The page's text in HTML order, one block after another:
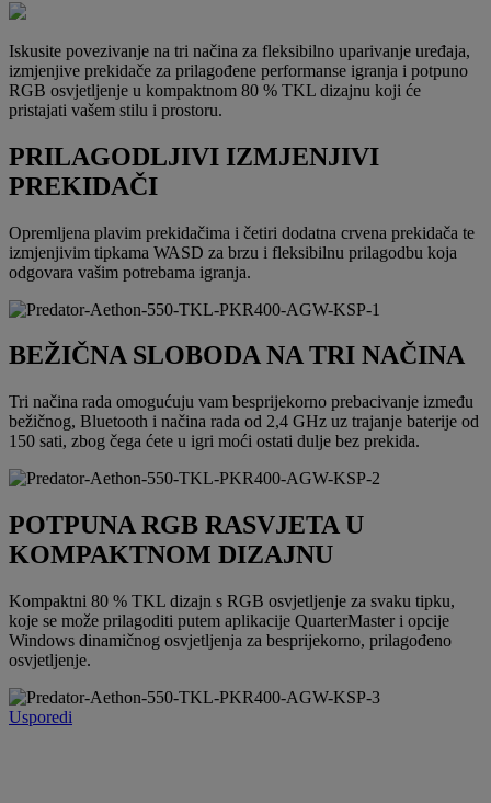
Iskusite povezivanje na tri načina za fleksibilno uparivanje uređaja,
izmjenjive prekidače za prilagođene performanse igranja i potpuno
RGB osvjetljenje u kompaktnom 80 % TKL dizajnu koji će
pristajati vašem stilu i prostoru.
PRILAGODLJIVI IZMJENJIVI
PREKIDAČI
Opremljena plavim prekidačima i četiri dodatna crvena prekidača te
izmjenjivim tipkama WASD za brzu i fleksibilnu prilagodbu koja
odgovara vašim potrebama igranja.
BEŽIČNA SLOBODA NA TRI NAČINA
Tri načina rada omogućuju vam besprijekorno prebacivanje između
bežičnog, Bluetooth i načina rada od 2,4 GHz uz trajanje baterije od
150 sati, zbog čega ćete u igri moći ostati dulje bez prekida.
POTPUNA RGB RASVJETA U
KOMPAKTNOM DIZAJNU
Kompaktni 80 % TKL dizajn s RGB osvjetljenje za svaku tipku,
koje se može prilagoditi putem aplikacije QuarterMaster i opcije
Windows dinamičnog osvjetljenja za besprijekorno, prilagođeno
osvjetljenje.
Usporedi